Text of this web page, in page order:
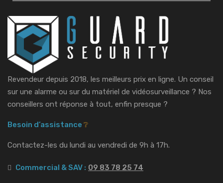
Revendeur depuis 2018, les meilleurs prix en ligne. Un conseil
sur une alarme ou sur du matériel de vidéosurveillance ? Nos
conseillers ont réponse à tout, enfin presque ?
Besoin d’assistance ❔
Contactez-les du lundi au vendredi de 9h à 17h.
Commercial & SAV : 09 83 78 25 74